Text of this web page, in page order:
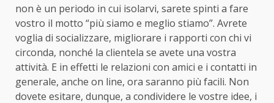
non è un periodo in cui isolarvi, sarete spinti a fare
vostro il motto “più siamo e meglio stiamo”. Avrete
voglia di socializzare, migliorare i rapporti con chi vi
circonda, nonché la clientela se avete una vostra
attività. E in effetti le relazioni con amici e i contatti in
generale, anche on line, ora saranno più facili. Non
dovete esitare, dunque, a condividere le vostre idee, i